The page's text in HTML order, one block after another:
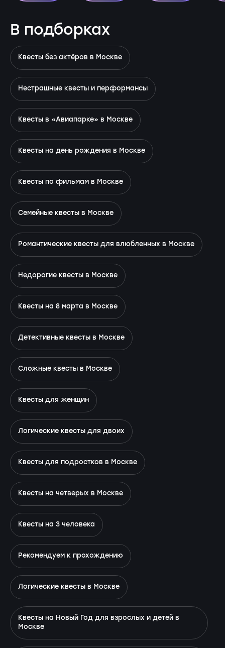
В подборках
Квесты без актёров в Москве
Нестрашные квесты и перформансы
Квесты в «Авиапарке» в Москве
Квесты на день рождения в Москве
Квесты по фильмам в Москве
Семейные квесты в Москве
Романтические квесты для влюбленных в Москве
Недорогие квесты в Москве
Квесты на 8 марта в Москве
Детективные квесты в Москве
Сложные квесты в Москве
Квесты для женщин
Логические квесты для двоих
Квесты для подростков в Москве
Квесты на четверых в Москве
Квесты на 3 человека
Рекомендуем к прохождению
Логические квесты в Москве
Квесты на Новый Год для взрослых и детей в
Москве